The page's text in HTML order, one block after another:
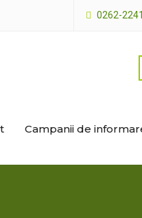
0262-
Campanii de